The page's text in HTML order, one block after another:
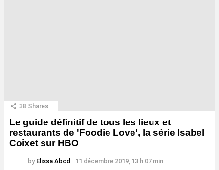
38 Shares
Le guide définitif de tous les lieux et
restaurants de 'Foodie Love', la série Isabel
Coixet sur HBO
by Elissa Abod 11 décembre 2019, 13 h 07 min